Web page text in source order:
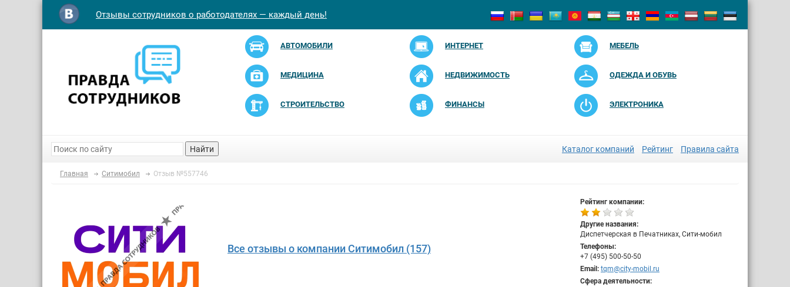
Отзывы сотрудников о работодателях — каждый день!
АВТОМОБИЛИ ИНТЕРНЕТ МЕБЕЛЬ
МЕДИЦИНА НЕДВИЖИМОСТЬ ОДЕЖДА И ОБУВЬ
СТРОИТЕЛЬСТВО ФИНАНСЫ ЭЛЕКТРОНИКА
Найти Каталог компаний Рейтинг Правила сайта
Главная Ситимобил Отзыв №557746
Все отзывы о компании Ситимобил (157)
Рейтинг компании:
Другие названия:
Диспетчерская в Печатниках, Сити-мобил
Телефоны:
+7 (495) 500-50-50
Email: tqm@city-mobil.ru
Сфера деятельности: